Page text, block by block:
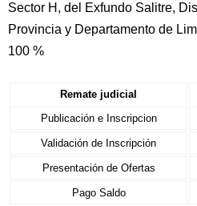
Sector H, del Exfundo Salitre,
Provincia y Departamento de
100 %
Remate judicial
Publicación e Inscripcion
Validación de Inscripción
Presentación de Ofertas
Pago Saldo